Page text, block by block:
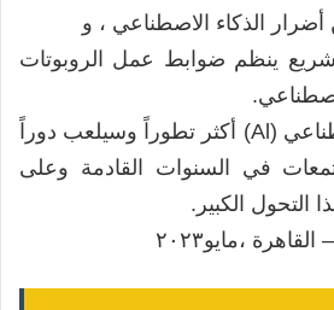
أضرار الذكاء الاصطناعي ، و
ينظم ضوابط عمل الروبوتات
لقد أصبح الذكاء الاصطناعي (Al) أكثر تطوراً وسيلعب دوراً
في السنوات القادمة وعلى
التحول الكبير.
،مايو٢٠٢٣